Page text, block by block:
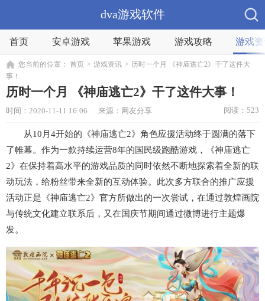
dva游戏软件
首页 安卓游戏 苹果游戏 游戏攻略 游戏
您当前的位置： 首页 > 游戏资讯 > 历时一个月 《神庙逃亡2》干了这件大
事！
历时一个月 《神庙逃亡2》干了这件大事！
时间：2020-11-11 16:06 来源：网友分享 阅读：523
从10月4开始的《神庙逃亡2》角色应援活动终于圆满的落下
了帷幕。作为一款持续运营8年的国民级跑酷游戏，《神庙逃亡
2》在保持着高水平的游戏品质的同时依然不断地探索着全新的联
动玩法，给粉丝带来全新的互动体验。此次多方联合的推广应援
活动正是《神庙逃亡2》官方所做出的一次尝试，在通过敦煌画院
与传统文化建立联系后，又在国庆节期间通过微博进行主题爆
发。